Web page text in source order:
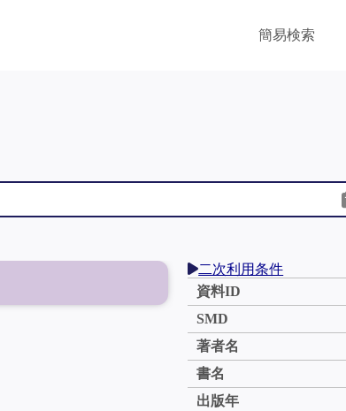
簡易検索
二次利用条件
資料ID
SMD
著者名
書名
出版年